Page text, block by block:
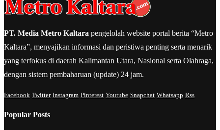
PT. Media Metro Kaltara pengelolah website portal berita “Metro
Kaltara”, menyajikan informasi dan peristiwa penting serta menarik
yang terfokus di daerah Kalimantan Utara, Nasional serta Olahraga,
dengan sistem pembaharuan (update) 24 jam.
Facebook Twitter Instagram Pinterest Youtube Snapchat Whatsapp Rss
Popular Posts